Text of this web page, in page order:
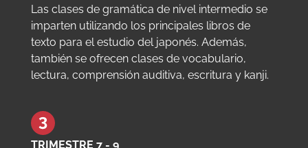
Las clases de gramática de nivel intermedio se
imparten utilizando los principales libros de
texto para el estudio del japonés. Además,
también se ofrecen clases de vocabulario,
lectura, comprensión auditiva, escritura y kanji.
TRIMESTRE 7 - 9